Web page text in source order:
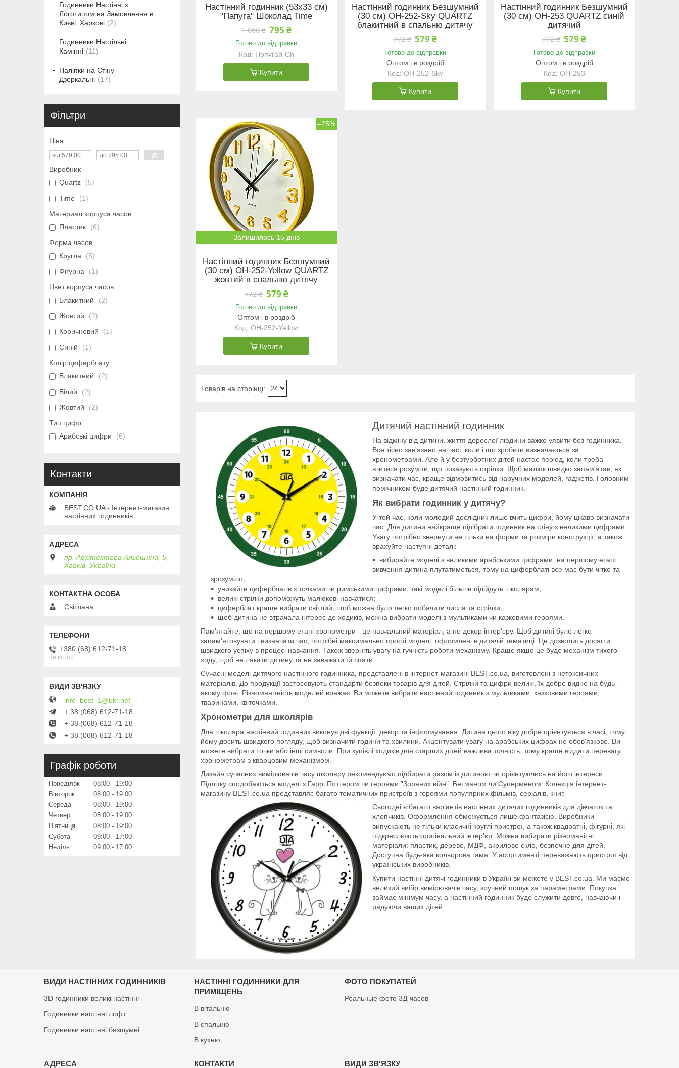
Настінний годинник (53х33 см)
"Папуга" Шоколад Time
1 060 ₴ 795 ₴
Готово до відправки
Попугай-Ch
Купити
Настінний годинник Безшумний
(30 см) OH-252-Sky QUARTZ
блакитний в спальню дитячу
772 ₴ 579 ₴
Готово до відправки
Оптом і в роздріб
OH-252-Sky
Купити
Настінний годинник Безшумний
(30 см) OH-253 QUARTZ синій
дитячий
772 ₴ 579 ₴
Готово до відправки
Оптом і в роздріб
OH-253
Купити
–25%
Залишилось 15 днів
Настінний годинник Безшумний
(30 см) OH-252-Yellow QUARTZ
жовтий в спальню дитячу
772 ₴ 579 ₴
Готово до відправки
Оптом і в роздріб
OH-252-Yellow
Купити
Дитячий настінний годинник
На відміну від дитини, життя дорослої людини важко уявити без годинника.
Все тісно зав'язано на часі, коли і що зробити визначається за
хронометрами. Але й у безтурботних дітей настає період, коли треба
вчитися розуміти, що показують стрілки. Щоб малюк швидко запам'ятав, як
визначати час, краще відмовитись від наручних моделей, гаджетів. Головним
помічником буде дитячий настінний годинник.
Як вибрати годинник у дитячу?
У той час, коли молодий дослідник лише вчить цифри, йому цікаво визначати
час. Для дитини найкраще підібрати годинник на стіну з великими цифрами.
Увагу потрібно звернути не тільки на форми та розміри конструкції, а також
врахуйте наступні деталі:
вибирайте моделі з великими арабськими цифрами, на першому етапі
вивчення дитина плутатиметься, тому на циферблаті все має бути чітко та
зрозуміло;
уникайте циферблатів з точками чи римськими цифрами, такі моделі більше підійдуть школярам;
великі стрілки допоможуть малюкові навчатися;
циферблат краще вибрати світлий, щоб можна було легко побачити числа та стрілки;
щоб дитина не втрачала інтерес до ходиків, можна вибрати моделі з мультиками чи казковими героями.
Пам'ятайте, що на першому етапі хронометри - це навчальний матеріал, а не декор інтер'єру. Щоб дитині було легко
запам'ятовувати і визначати час, потрібні максимально прості моделі, оформлені в дитячій тематиці. Це дозволить досягти
швидкого успіху в процесі навчання. Також зверніть увагу на гучність роботи механізму. Краще якщо це буде механізм тихого
ходу, щоб не лякати дитину та не заважати їй спати.
Сучасні моделі дитячого настінного годинника, представлені в інтернет-магазині BEST.co.ua, виготовлені з нетоксичних
матеріалів. До продукції застосовують стандарти безпеки товарів для дітей. Стрілки та цифри великі, їх добре видно на будь-
якому фоні. Різноманітність моделей вражає. Ви можете вибрати настінний годинник з мультиками, казковими героями,
тваринами, квіточками.
Хронометри для школярів
Для школяра настінний годинник виконує дві функції: декор та інформування. Дитина цього віку добре орієнтується в часі, тому
йому досить швидкого погляду, щоб визначити години та хвилини. Акцентувати увагу на арабських цифрах не обов'язково. Ви
можете вибрати точки або інші символи. При купівлі ходиків для старших дітей важлива точність, тому краще віддати перевагу
хронометрам з кварцовим механізмом.
Дизайн сучасних вимірювачів часу школяру рекомендуємо підбирати разом із дитиною чи орієнтуючись на його інтереси.
Підлітку сподобаються моделі з Гаррі Поттером чи героями "Зоряних війн", Бетманом чи Суперменом. Колекція інтернет-
магазину BEST.co.ua представляє багато тематичних пристроїв з героями популярних фільмів, серіалів, книг.
Сьогодні є багато варіантів настінних дитячих годинників для дівчаток та
хлопчиків. Оформлення обмежується лише фантазією. Виробники
випускають не тільки класичні круглі пристрої, а також квадратні, фігурні, які
підкреслюють оригінальний інтер'єр. Можна вибирати різноманітні
матеріали: пластик, дерево, МДФ, акрилове скло, безпечне для дітей.
Доступна будь-яка кольорова гама. У асортименті переважають пристрої від
українських виробників.
Купити настінні дитячі годинники в Україні ви можете у BEST.co.ua. Ми маємо
великий вибір вимірювачів часу, зручний пошук за параметрами. Покупка
займає мінімум часу, а настінний годинник буде служити довго, навчаючи і
радуючи ваших дітей.
Годинники Настінні з
Логотипом на Замовлення в
Києві, Харкові
2
Годинники Настільні
Камінні
11
Наліпки на Стіну
Дзеркальні
17
Фільтри
Ціна
Виробник
Quartz
5
Time
1
Материал корпуса часов
Пластик
6
Форма часов
Кругла
5
Фігурна
1
Цвет корпуса часов
Блакитний
2
Жовтий
2
Коричневий
1
Синій
1
Колір циферблату
Блакитний
2
Білий
2
Жовтий
2
Тип цифр
Арабські цифри
6
Контакти
BEST.CO.UA - Інтернет-магазин
настінних годинників
пр. Архітектора Альошина, 5,
Харків, Україна
Світлана
+380 (68) 612-71-18
Київстар
info_best_1@ukr.net
+ 38 (068) 612-71-18
+ 38 (068) 612-71-18
+ 38 (068) 612-71-18
Графік роботи
Понеділок 08:00
19:00
Вівторок
08:00
19:00
Середа
08:00
19:00
Четвер
08:00
19:00
Пʼятниця
08:00
19:00
Субота
09:00
17:00
Неділя
09:00 17:00
ВИДИ НАСТІННИХ ГОДИННИКІВ
3D годинники великі настінні
Годинники настінні лофт
Годинники настінні безшумні
НАСТІННІ ГОДИННИКИ ДЛЯ
ПРИМІЩЕНЬ
В вітальню
В спальню
В кухню
ФОТО ПОКУПАТЕЙ
Реальные фото 3Д-часов